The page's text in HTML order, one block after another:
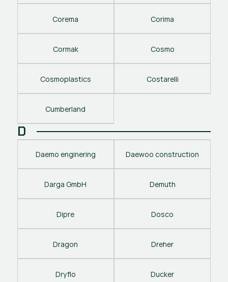
Corema Corima
Cormak Cosmo
Cosmoplastics Costarelli
Cumberland
D
Daemo enginering Daewoo construction
Darga GmbH Demuth
Dipre Dosco
Dragon Dreher
Dryflo Ducker